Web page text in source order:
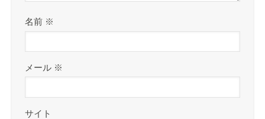
名前 ※
メール ※
サイト